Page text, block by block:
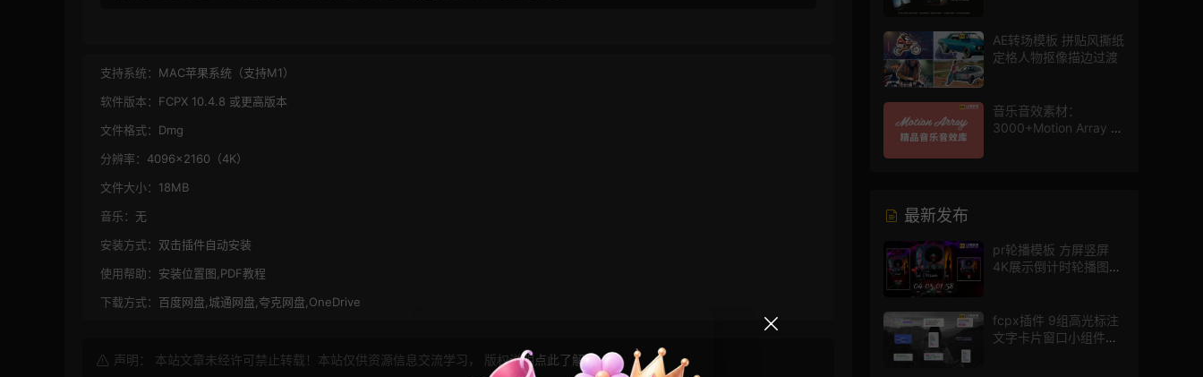
支持系统： MAC苹果系统（支持M1）
软件版本： FCPX 10.4.8 或更高版本
文件格式： Dmg
分辨率： 4096×2160（4K）
文件大小： 18MB
音乐： 无
安装方式： 双击插件自动安装
使用帮助： 安装位置图,PDF教程
下载方式： 百度网盘,城通网盘,夸克网盘,OneDrive
声明： 本站文章未经许可禁止转载！本站仅供资源信息交流学习， 版权说明 点此了解！
AE转场模板 拼贴风撕纸
定格人物抠像描边过渡
音乐音效素材：
3000+Motion Array 影
最新发布
pr轮播模板 方屏竖屏
4K展示倒计时轮播图
fcpx插件 9组高光标注
文字卡片窗口小组件浮